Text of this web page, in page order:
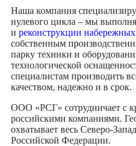
Наша компания
нулевого цикла – мы
и реконструкции набережных
собственным
парку техники и
технологической
специалистам производить
качеством, надежно и в срок.
ООО «РСГ» сотрудничает с
российскими компаниями.
охватывает весь Северо-
Российской Федерации.